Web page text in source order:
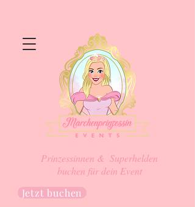
Prinzessinnen & Superhelden
buchen für dein Event
Jetzt buchen